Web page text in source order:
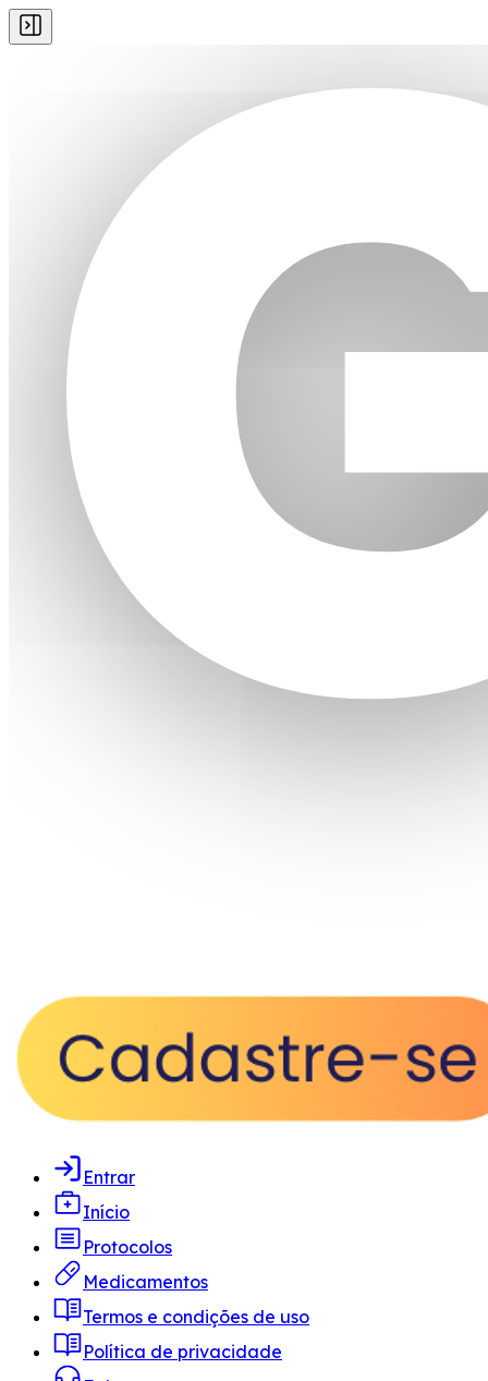
Entrar
Início
Protocolos
Medicamentos
Termos e condições de uso
Política de privacidade